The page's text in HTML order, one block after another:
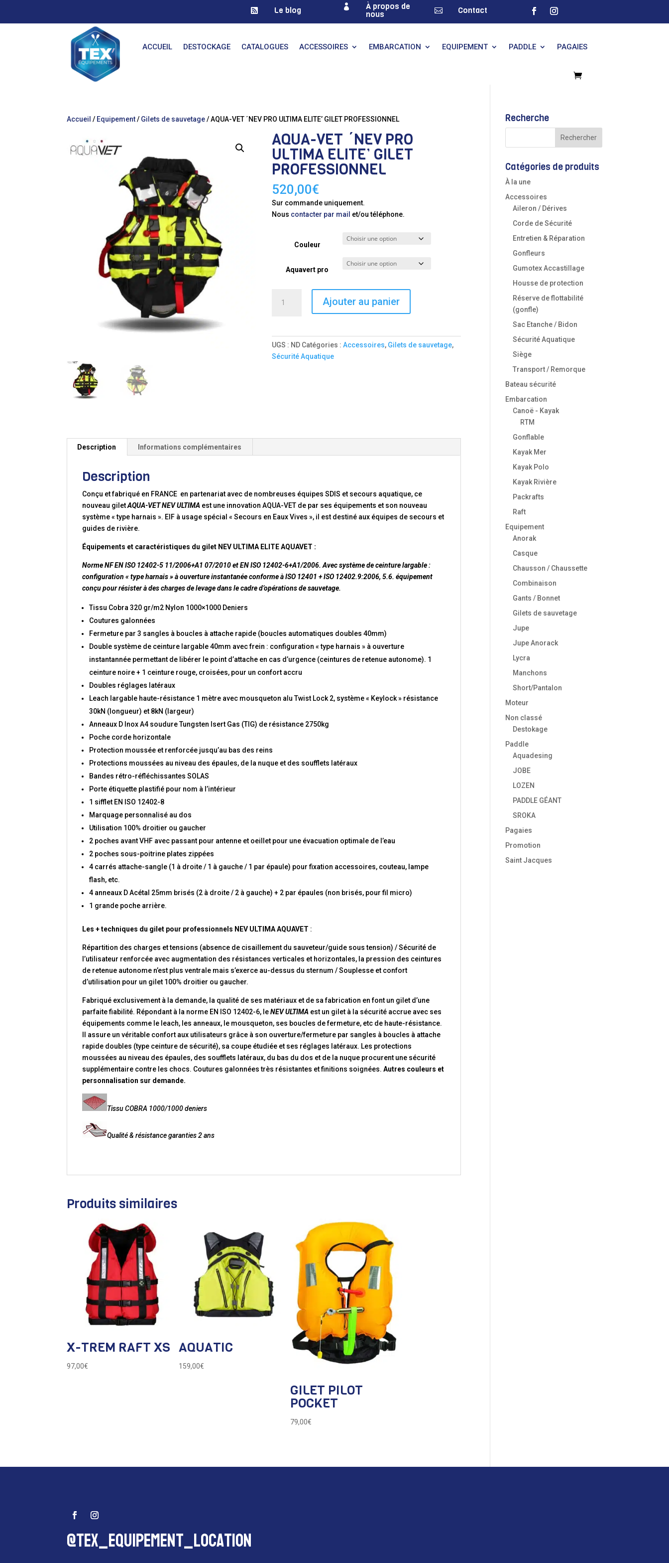
 Le blog  À propos de
nous  Contact
ACCUEIL DESTOCKAGE CATALOGUES ACCESSOIRES EMBARCATION EQUIPEMENT PADDLE PAGAIES
Accueil / Equipement/ Gilets de sauvetage/ AQUA-VET ´NEV PRO ULTIMA ELITE’ GILET PROFESSIONNEL
AQUA-VET ´NEV PRO
ULTIMA ELITE’ GILET
PROFESSIONNEL
520,00€
Sur commande uniquement.
Nous contacter par mail et/ou téléphone.
Couleur
Aquavert pro
Ajouter au panier
UGS : ND Catégories :Accessoires, Gilets de sauvetage,
Sécurité Aquatique
Description Informations complémentaires
Description
Conçu et fabriqué en FRANCE en partenariat avec de nombreuses équipes SDIS et secours aquatique, ce
nouveau giletAQUA-VET NEV ULTIMA est une innovation AQUA-VET de par ses équipements et son nouveau
système « type harnais ». EIF à usage spécial « Secours en Eaux Vives », il est destiné aux équipes de secours et
guides de rivière.
Équipements et caractéristiques du gilet NEV ULTIMA ELITE AQUAVET :
Norme NF EN ISO 12402-5 11/2006+A1 07/2010 et EN ISO 12402-6+A1/2006. Avec système de ceinture largable :
configuration « type harnais » à ouverture instantanée conforme à ISO 12401 + ISO 12402.9:2006, 5.6. équipement
conçu pour résister à des charges de levage dans le cadre d’opérations de sauvetage.
Tissu Cobra 320 gr/m2 Nylon 1000×1000 Deniers
Coutures galonnées
Fermeture par 3 sangles à boucles à attache rapide (boucles automatiques doubles 40mm)
Double système de ceinture largable 40mm avec frein : configuration « type harnais » à ouverture
instantannée permettant de libérer le point d’attache en cas d’urgence (ceintures de retenue autonome). 1
ceinture noire + 1 ceinture rouge, croisées, pour un confort accru
Doubles réglages latéraux
Leach largable haute-résistance 1 mètre avec mousqueton alu Twist Lock 2, système « Keylock » résistance
30kN (longueur) et 8kN (largeur)
Anneaux D Inox A4 soudure Tungsten Isert Gas (TIG) de résistance 2750kg
Poche corde horizontale
Protection moussée et renforcée jusqu’au bas des reins
Protections moussées au niveau des épaules, de la nuque et des soufflets latéraux
Bandes rétro-réfléchissantes SOLAS
Porte étiquette plastifié pour nom à l’intérieur
1 sifflet EN ISO 12402-8
Marquage personnalisé au dos
Utilisation 100% droitier ou gaucher
2 poches avant VHF avec passant pour antenne et oeillet pour une évacuation optimale de l’eau
2 poches sous-poitrine plates zippées
4 carrés attache-sangle (1 à droite / 1 à gauche / 1 par épaule) pour fixation accessoires, couteau, lampe
flash, etc.
4 anneaux D Acétal 25mm brisés (2 à droite / 2 à gauche) + 2 par épaules (non brisés, pour fil micro)
1 grande poche arrière.
Les + techniques du gilet pour professionnels NEV ULTIMA AQUAVET :
Répartition des charges et tensions (absence de cisaillement du sauveteur/guide sous tension) / Sécurité de
l’utilisateur renforcée avec augmentation des résistances verticales et horizontales, la pression des ceintures
de retenue autonome n’est plus ventrale mais s’exerce au-dessus du sternum / Souplesse et confort
d’utilisation pour un gilet 100% droitier ou gaucher.
Fabriqué exclusivement à la demande, la qualité de ses matériaux et de sa fabrication en font un gilet d’une
parfaite fiabilité. Répondant à la norme EN ISO 12402-6, leNEV ULTIMA est un gilet à la sécurité accrue avec ses
équipements comme le leach, les anneaux, le mousqueton, ses boucles de fermeture, etc de haute-résistance.
Il assure un véritable confort aux utilisateurs grâce à son ouverture/fermeture par sangles à boucles à attache
rapide doubles (type ceinture de sécurité), sa coupe étudiée et ses réglages latéraux. Les protections
moussées au niveau des épaules, des soufflets latéraux, du bas du dos et de la nuque procurent une sécurité
supplémentaire contre les chocs. Coutures galonnées très résistantes et finitions soignées.Autres couleurs et
personnalisation sur demande.
Tissu COBRA 1000/1000 deniers
Qualité & résistance garanties 2 ans
Produits similaires
X-TREM RAFT XS
97,00€
AQUATIC
159,00€
GILET PILOT
POCKET
79,00€
Recherche
Catégories de produits
À la une
Accessoires
Aileron / Dérives
Corde de Sécurité
Entretien & Réparation
Gonfleurs
Gumotex Accastillage
Housse de protection
Réserve de flottabilité
(gonfle)
Sac Etanche / Bidon
Sécurité Aquatique
Siège
Transport / Remorque
Bateau sécurité
Embarcation
Canoë - Kayak
RTM
Gonflable
Kayak Mer
Kayak Polo
Kayak Rivière
Packrafts
Raft
Equipement
Anorak
Casque
Chausson / Chaussette
Combinaison
Gants / Bonnet
Gilets de sauvetage
Jupe
Jupe Anorack
Lycra
Manchons
Short/Pantalon
Moteur
Non classé
Destokage
Paddle
Aquadesing
JOBE
LOZEN
PADDLE GÉANT
SROKA
Pagaies
Promotion
Saint Jacques
@tex_equipement_location